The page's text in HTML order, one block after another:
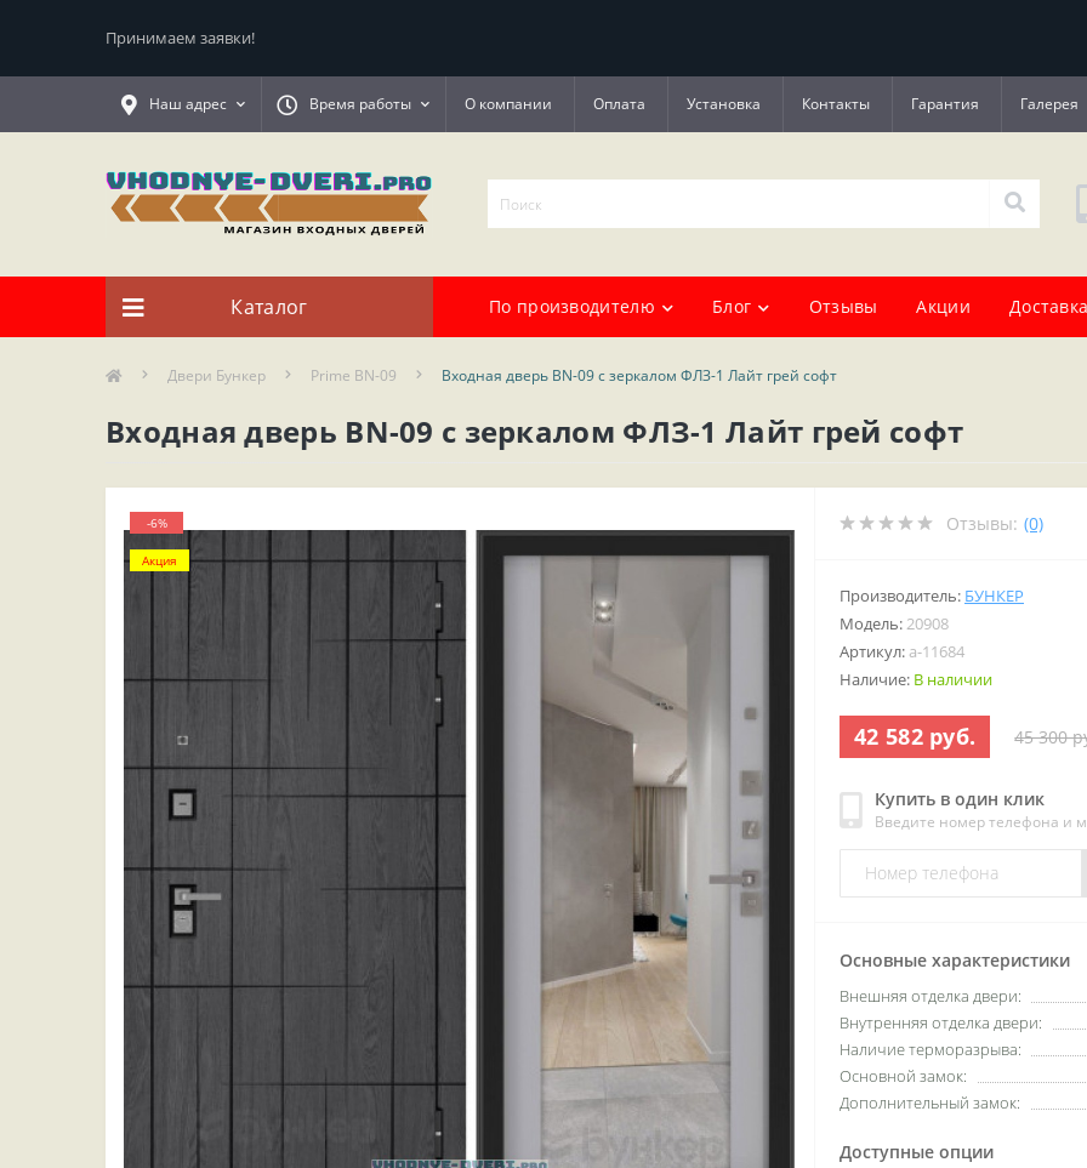
Принимаем заявки!
Наш адрес Время работы О компании Оплата Установка Контакты Гарантия Галерея
Каталог По производителю Блог Отзывы Акции
Двери Бункер Prime BN-09 Входная дверь BN-09 с зеркалом ФЛЗ-1 Лайт грей софт
Входная дверь BN-09 с зеркалом ФЛЗ-1 Лайт грей софт
-6%
Акция
Отзывы: (0)
Производитель: БУНКЕР
Модель: 20908
Артикул: a-11684
Наличие: В наличии
42 582 руб. 45 300
Купить в один клик
Введите номер телефона и
Основные характеристики
Внешняя отделка двери:
Внутренняя отделка двери:
Наличие терморазрыва:
Основной замок:
Дополнительный замок:
Доступные опции